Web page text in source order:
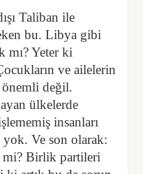
Taliban ile
bu. Libya gibi
mı? Yeter ki
Çocukların ve ailelerin
önemli değil.
ülkelerde
insanları
Ve son olarak:
mi? Birlik partileri